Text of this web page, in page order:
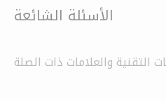
الأسئلة الشائعة
التقنية والعلامات ذات الصلة